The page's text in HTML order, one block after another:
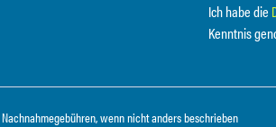
Ich habe die
Kenntnis
wenn nicht anders beschrieben